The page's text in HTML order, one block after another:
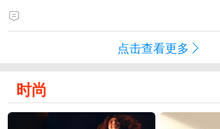
点击查看更多
时尚